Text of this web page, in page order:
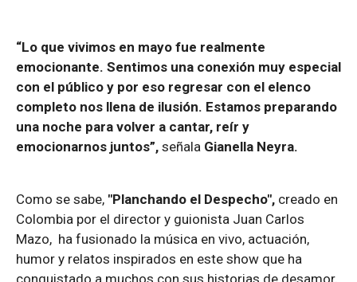
“Lo que vivimos en mayo fue realmente
emocionante. Sentimos una conexión muy especial
con el público y por eso regresar con el elenco
completo nos llena de ilusión. Estamos preparando
una noche para volver a cantar, reír y
emocionarnos juntos”, señala Gianella Neyra.
Como se sabe, "Planchando el Despecho", creado en
Colombia por el director y guionista Juan Carlos
Mazo, ha fusionado la música en vivo, actuación,
humor y relatos inspirados en este show que ha
conquistado a muchos con sus historias de desamor,